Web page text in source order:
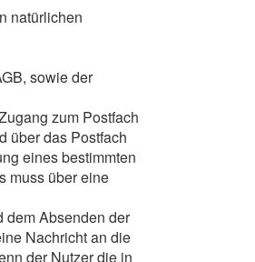
natürlichen
sowie der
zum Postfach
über das Postfach
eines bestimmten
muss über eine
dem Absenden der
Nachricht an die
der Nutzer die in